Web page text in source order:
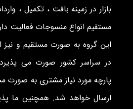
بازار در زمینه بافت ، تکمیل ،
مستقیم انواع منسوجات فعالیت
این گروه به صورت مستقیم و نیز
در سراسر کشور صورت می
پارچه مورد نیاز مشتری به صورت
ارسال خواهد شد. همچنین ما